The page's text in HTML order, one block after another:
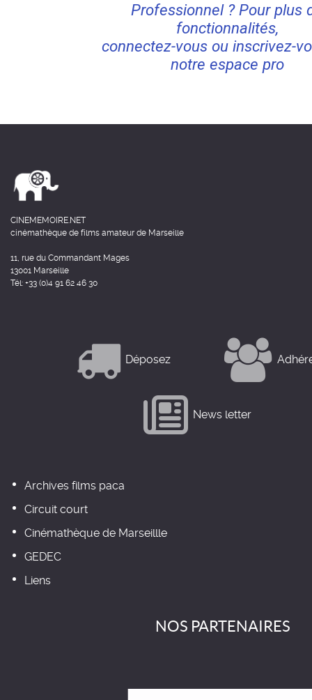
Professionnel ? Pour plus
fonctionnalités,
connectez-vous ou inscrivez-
notre espace pro
CINEMEMOIRE.NET
cinémathèque de films amateur de Marseille
11, rue du Commandant Mages
13001 Marseille
Tél: +33 (0)4 91 62 46 30
Déposez
News letter
Archives films paca
Circuit court
Cinémathèque de Marseillle
GEDEC
Liens
NOS PARTENAIRES